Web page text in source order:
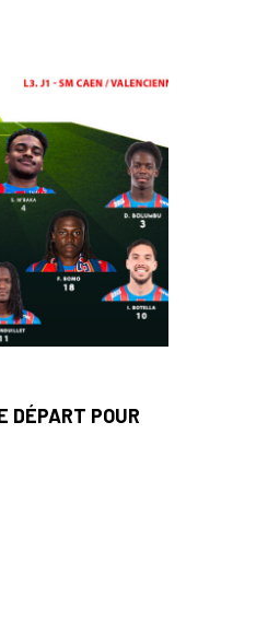
DÉPART POUR